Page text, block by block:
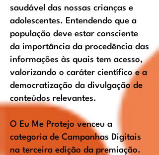
saudável das nossas crianças e
adolescentes. Entendendo que a
população deve estar consciente
da importância da procedência das
informações às quais tem acesso,
valorizando o caráter científico e a
democratização da divulgação de
conteúdos relevantes.
O Eu Me Protejo venceu a
categoria de Campanhas Digitais
na terceira edição da premiação.